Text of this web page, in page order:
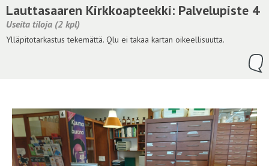
Yhteydenottopyyntö
Lauttasaaren Kirkkoapteekki: Palvelupiste 4
Useita tiloja (2 kpl)
Ylläpitotarkastus tekemättä. Qlu ei takaa kartan oikeellisuutta.